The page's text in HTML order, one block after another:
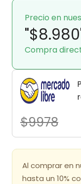
Precio en
Compra
$9978
Al comprar en
hasta un 10%